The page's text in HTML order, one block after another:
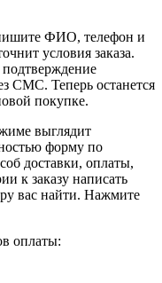
ФИО, телефон и
условия заказа.
подтверждение
СМС. Теперь останется
покупке.
выглядит
форму по
доставки, оплаты,
к заказу написать
вас найти. Нажмите
оплаты: